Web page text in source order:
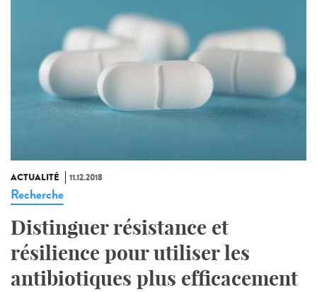
ACTUALITÉ 11.12.2018
Recherche
Distinguer résistance et
résilience pour utiliser les
antibiotiques plus efficacement